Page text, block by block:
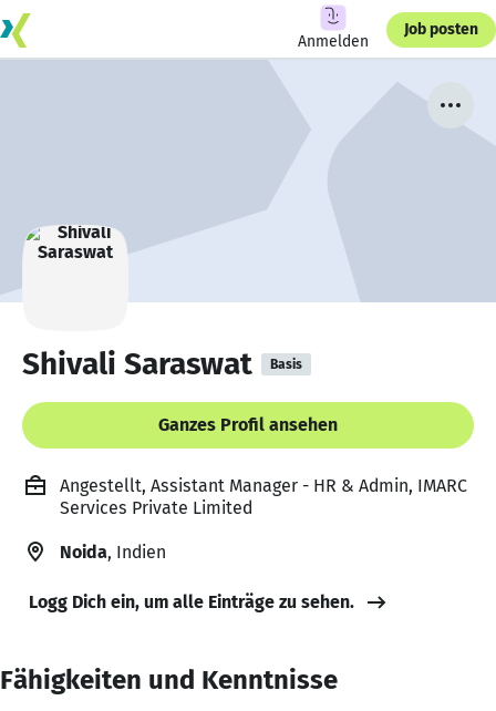
Anmelden
Job posten
Shivali Saraswat Basis
Ganzes Profil ansehen
Angestellt, Assistant Manager - HR & Admin, IMARC
Services Private Limited
Noida, Indien
Logg Dich ein, um alle Einträge zu sehen.
Fähigkeiten und Kenntnisse